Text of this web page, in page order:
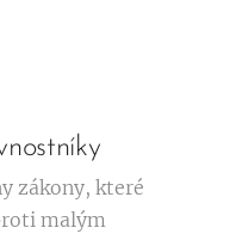
zákony, které
malým